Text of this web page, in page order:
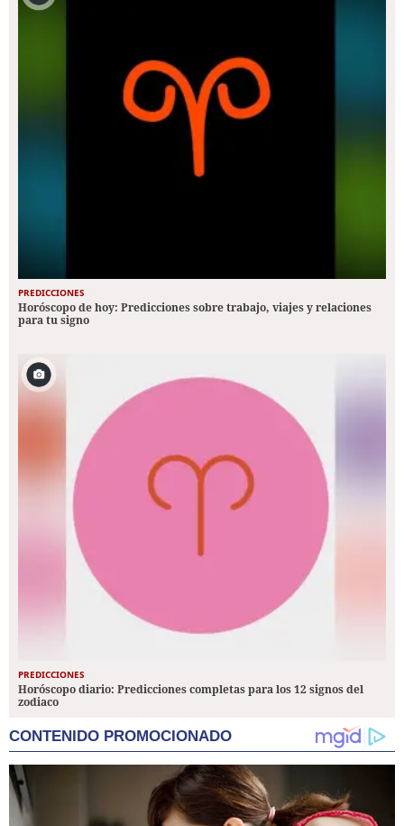
PREDICCIONES
Horóscopo de hoy: Predicciones sobre trabajo, viajes y relaciones
para tu signo
PREDICCIONES
Horóscopo diario: Predicciones completas para los 12 signos del
zodiaco
CONTENIDO PROMOCIONADO